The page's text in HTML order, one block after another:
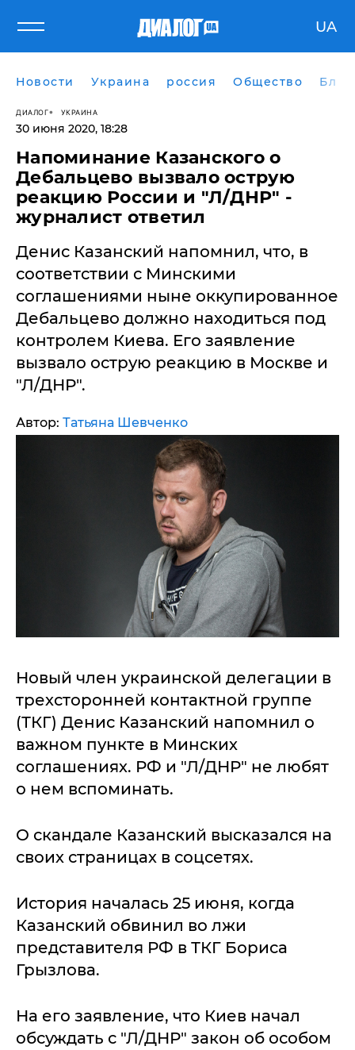
UA
Новости Украина россия Общество
ДИАЛОГ УКРАИНА
30 июня 2020, 18:28
​Напоминание Казанского о
Дебальцево вызвало острую
реакцию России и "Л/ДНР" -
журналист ответил
Денис Казанский напомнил, что, в
соответствии с Минскими
соглашениями ныне оккупированное
Дебальцево должно находиться под
контролем Киева. Его заявление
вызвало острую реакцию в Москве и
"Л/ДНР".
Автор: Татьяна Шевченко
Новый член украинской делегации в
трехсторонней контактной группе
(ТКГ) Денис Казанский напомнил о
важном пункте в Минских
соглашениях. РФ и "Л/ДНР" не любят
о нем вспоминать.
О скандале Казанский высказался на
своих страницах в соцсетях.
История началась 25 июня, когда
Казанский обвинил во лжи
представителя РФ в ТКГ Бориса
Грызлова.
На его заявление, что Киев начал
обсуждать с "Л/ДНР" закон об особом